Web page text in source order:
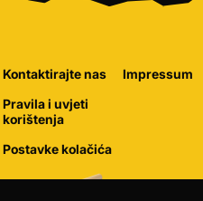
Kontaktirajte nas
Pravila i uvjeti
korištenja
Postavke kolačića
Impressum